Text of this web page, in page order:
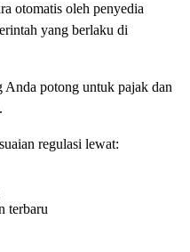
otomatis oleh penyedia
yang berlaku di
Anda potong untuk pajak dan
regulasi lewat:
terbaru